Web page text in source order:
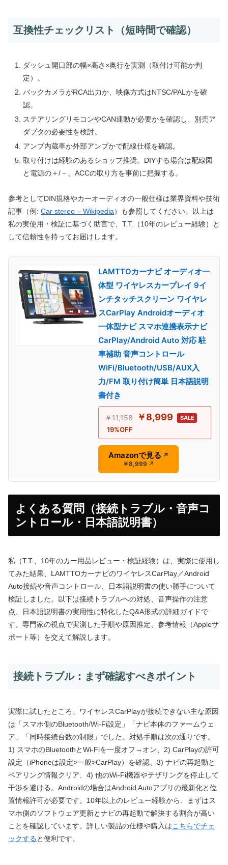
互換性チェックリスト（短時間で確認）
ダッシュ開口部の幅×高さ×奥行を実測（取付け可能か判
定）。
バックカメラがRCA出力か、映像方式はNTSC/PALかを確
認。
ステアリングリモコンやCAN連動が必要かを確認し、別売ア
ダプタの必要性を検討。
アンプ内蔵車か外部アンプかで配線仕様を確認。
取り付けは経験のあるショップ推奨。DIYする場合は配線図
と電源の＋/－、ACCの取り方を事前に把握する。
参考としてDIN規格やカーオーディオの一般仕様は業界資料や技術
記事（例: Car stereo – Wikipedia）も参照してください。以上は
私の実使用・検証に基づく助言で、T.T.（10年のレビュー経験）と
して信頼性を持ってお届けします。
LAMTTOカーナビ オーディオ一
体型 ワイヤレスカープレイ 9イ
ンチタッチスクリーン ワイヤレ
スCarPlay Androidオーディオ
一体型ナビ スマホ連携表示ナビ
CarPlay/Android Auto 対応 駐
車補助 音声コントロール
WiFi/Bluetooth/USB/AUX入
力/FM 取り付け簡単 日本語説明
書付き
￥11,158 ￥8,999 SALE
19%OFF
Amazonで見る ↗
￥8,999 ↗
よくある質問（接続トラブル・音声コ
ントロール・日本語説明書）
私（T.T.、10年のカー用品レビュー・検証経験）は、実際に使用し
てみた結果、LAMTTOカーナビのワイヤレスCarPlay／Android
Auto接続や音声コントロール、日本語説明書の使い勝手について
検証しました。以下は接続トラブルへの対処、音声操作の注意
点、日本語説明書の実用性に特化したQ&A形式の詳細ガイドで
す。専門家の視点で実測した手順や原因推定、参考情報（Appleサ
ポート等）を交えて解説します。
接続トラブル：まず確認すべきポイント
実際に試したところ、ワイヤレスCarPlayが接続できない主な原因
は「スマホ側のBluetooth/Wi‑Fi設定」「ナビ本体のファームウェ
ア」「同時接続台数の制限」でした。対処手順は次の通りです。
1) スマホのBluetoothとWi‑Fiを一度オフ→オン、2) CarPlayの許可
設定（iPhoneは設定>一般>CarPlay）を確認、3) ナビの再起動と
ペアリング情報クリア、4) 他のWi‑Fi機器やテザリングを停止して
干渉を避ける。Androidの場合はAndroid Autoアプリの最新化と位
置情報許可が必要です。10年以上のレビュー経験から、まずはス
マホ側のソフトウェア更新とナビの再起動で解決する割合が高い
ことを確認しています。詳しい製品の仕様や購入はこちらでチェ
ックすると便利です。